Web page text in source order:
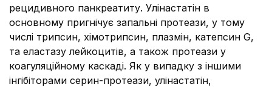
рецидивного панкреатиту. Улінастатін в
основному пригнічує запальні протеази, у тому
числі трипсин, хімотрипсин, плазмін, катепсин G,
та еластазу лейкоцитів, а також протеази у
коагуляційному каскаді. Як у випадку з іншими
інгібіторами серин-протеази, улінастатін,